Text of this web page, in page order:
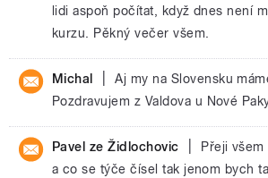
lidi aspoň počítat, když dnes není
kurzu. Pěkný večer všem.
Michal
Aj my na Slovensku
Pozdravujem z Valdova u Nové
Pavel ze Židlochovic
Přeji
a co se týče čísel tak jenom bych